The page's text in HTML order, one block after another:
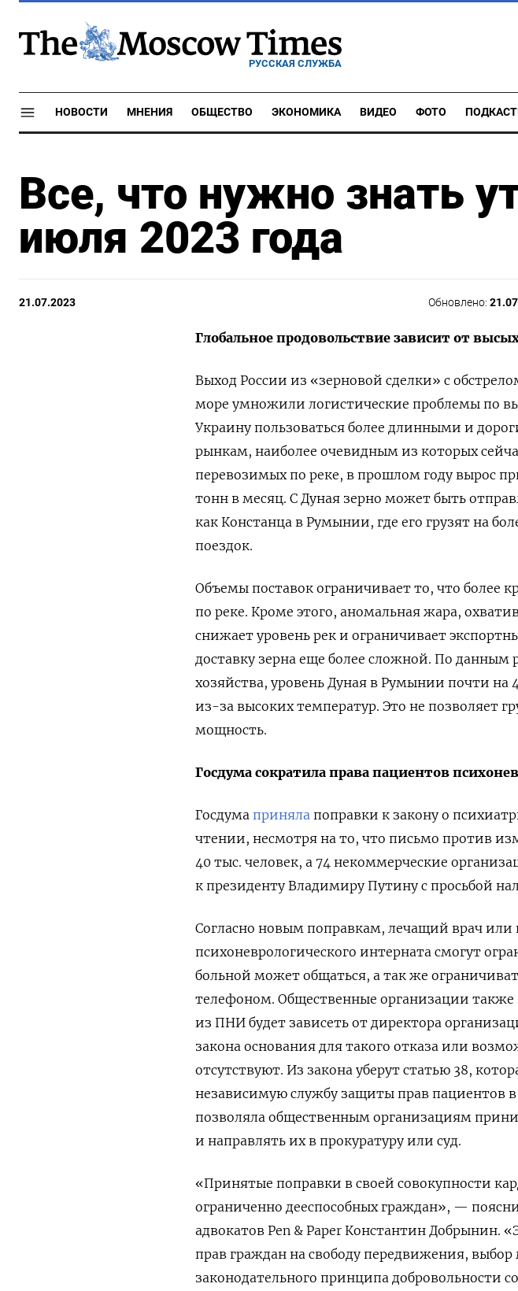
РУССКАЯ СЛУЖБА
НОВОСТИ МНЕНИЯ ОБЩЕСТВО ЭКОНОМИКА ВИДЕО ФОТО
Все, что нужно знать
июля 2023 года
21.07.2023 Обновлено:
Глобальное продовольствие зависит от
Выход России из «зерновой сделки» с
море умножили логистические проблемы по
Украину пользоваться более длинными и
рынкам, наиболее очевидным из которых
перевозимых по реке, в прошлом году вырос
тонн в месяц. С Дуная зерно может быть
как Констанца в Румынии, где его грузят на
поездок.
Объемы поставок ограничивает то, что более
по реке. Кроме этого, аномальная жара,
снижает уровень рек и ограничивает
доставку зерна еще более сложной. По данным
хозяйства, уровень Дуная в Румынии почти на
из-за высоких температур. Это не позволяет
мощность.
Госдума сократила права пациентов
Госдума приняла поправки к закону о
чтении, несмотря на то, что письмо против
40 тыс. человек, а 74 некоммерческие
к президенту Владимиру Путину с просьбой
Согласно новым поправкам, лечащий врач или
психоневрологического интерната смогут
больной может общаться, а так же
телефоном. Общественные организации
из ПНИ будет зависеть от директора
закона основания для такого отказа или
отсутствуют. Из закона уберут статью 38,
независимую службу защиты прав пациентов
позволяла общественным организациям
и направлять их в прокуратуру или суд.
«Принятые поправки в своей совокупности
ограниченно дееспособных граждан», —
адвокатов Pen & Paper Константин Добрынин.
прав граждан на свободу передвижения,
законодательного принципа добровольности